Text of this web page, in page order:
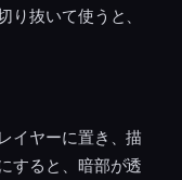
抜いて使うと、
イヤーに置き、描
すると、暗部が透